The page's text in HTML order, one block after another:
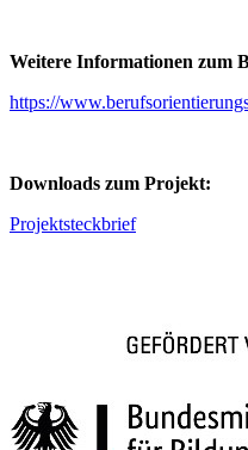
Weitere Informationen zum
https://
Downloads zum Projekt:
Projektsteckbrief